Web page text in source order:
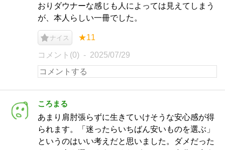
おりダウナーな感じも人によっては見えてしまう
が、本人らしい一冊でした。
ナイス ★11
コメント(0) 2025/07/29
ころまる
あまり肩肘張らずに生きていけそうな安心感が得
られます。「迷ったらいちばん安いものを選ぶ」
というのはいい考えだと思いました。ダメだった